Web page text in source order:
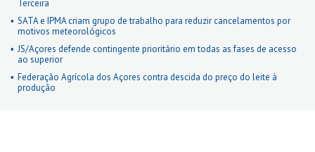
Terceira
SATA e IPMA criam grupo de trabalho para reduzir cancelamentos por
motivos meteorológicos
JS/Açores defende contingente prioritário em todas as fases de acesso
ao superior
Federação Agrícola dos Açores contra descida do preço do leite à
produção